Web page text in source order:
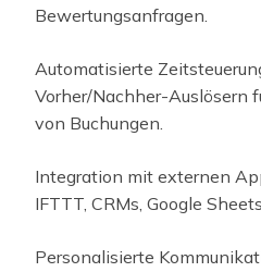
Bewertungsanfragen.
Automatisierte
Vorher/Nachher-Auslösern
von Buchungen.
Integration mit externen
IFTTT, CRMs, Google
Personalisierte